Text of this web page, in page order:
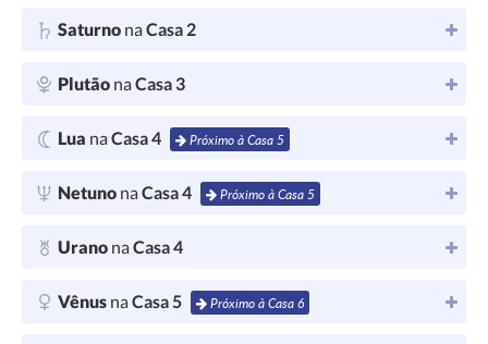
Saturno naCasa 2
Plutão naCasa 3
Lua naCasa 4 Próximo à Casa 5
Netuno naCasa 4 Próximo à Casa 5
Urano naCasa 4
Vênus naCasa 5 Próximo à Casa 6